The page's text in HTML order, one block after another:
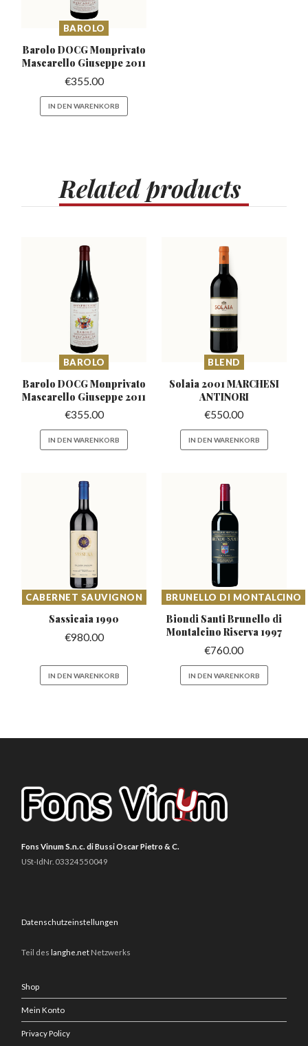
BAROLO
Barolo DOCG Monprivato
Mascarello Giuseppe 2011
€355.00
IN DEN WARENKORB
Relatedproducts
BAROLO
Barolo DOCG Monprivato
Mascarello Giuseppe 2011
€355.00
IN DEN WARENKORB
BLEND
Solaia 2001 MARCHESI
ANTINORI
€550.00
IN DEN WARENKORB
CABERNET SAUVIGNON
Sassicaia 1990
€980.00
IN DEN WARENKORB
BRUNELLO DI MONTALCINO
Biondi Santi Brunello di
Montalcino Riserva 1997
€760.00
IN DEN WARENKORB
Fons Vinum S.n.c. di Bussi Oscar Pietro & C.
USt-IdNr. 03324550049
Datenschutzeinstellungen
Teil des langhe.net Netzwerks
Shop
Mein Konto
Privacy Policy